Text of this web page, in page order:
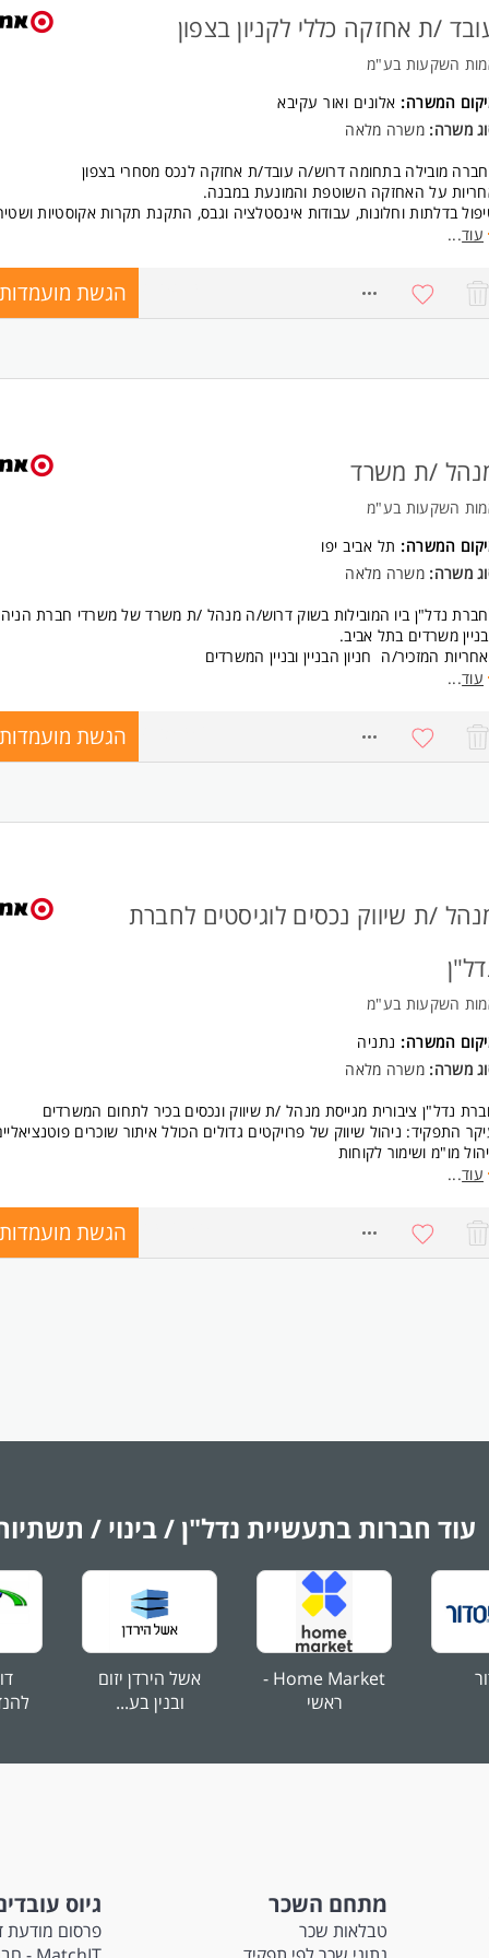
/ת אחזקה כללי לקניון בצפון
השקעות בע"מ
המשרה: אלונים ואור עקיבא
משרה: משרה מלאה
מובילה בתחומה דרוש/ה עובד/ת אחזקה לנכס מסחרי בצפון
על האחזקה השוטפת והמונעת במבנה.
בדלתות וחלונות, עבודות אינסטלציה וגבס, התקנת תקרות אקוסטיות
ספקים וקבלנים.
מערכות מ"א, מעליות, גילוי וכיבוי אש, מערכות שחרור עשן, מערכות חשמל ובקרה.
מוסמך - יתרון המשרה מיועדת לנשים ולגברים כאחד.
עוד...
הגשת מועמדות
/ת משרד
השקעות בע"מ
המשרה: תל אביב יפו
משרה: משרה מלאה
נדל"ן ביו המובילות בשוק דרוש/ה מנהל /ת משרד של משרדי חברת
משרדים בתל אביב.
המזכיר/ה חניון הבניין ובניין המשרדים
ה אחראי/ת על תפעול מבנים אלו, שירות לשוכרים שבבניין, שירות למנויי
דרישות:
עם מערכות תפעול חניון - יתרון המשרה מיועדת לנשים ולגברים כאחד.
עוד...
הגשת מועמדות
/ת שיווק נכסים לוגיסטים לחברת
השקעות בע"מ
המשרה: נתניה
משרה: משרה מלאה
נדל"ן ציבורית מגייסת מנהל /ת שיווק ונכסים בכיר לתחום המשרדים
התפקיד: ניהול שיווק של פרויקטים גדולים הכולל איתור שוכרים
מו"מ ושימור לקוחות
כולל:עבודת שטח וסיורים בנכסים, פגישות עם לקוחות ומתווכים, עריכת
דרישות:
תואר ראשון רלוונטי - חובה (כגון כלכלה/מנע"ס/משפטים)
עבודה עצמאית בסביבה מרובת משימות
עוד...
הגשת מועמדות
עוד חברות בתעשיית נדל"ן / בינוי /
Home Market -
ראשי
אשל הירדן יזום
ובנין בע...
מתחם השכר
טבלאות שכר
גיוס
פרסום מודעת